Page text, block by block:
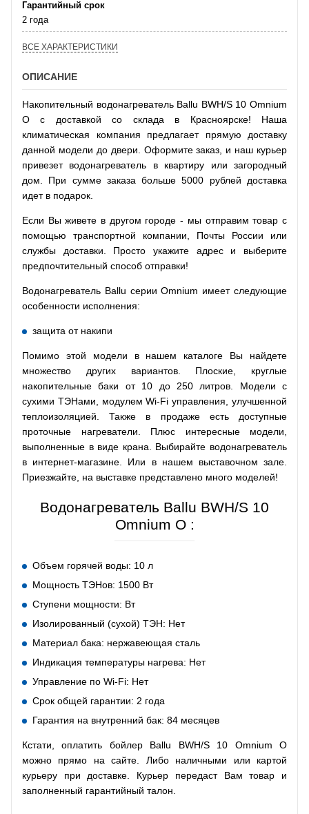
Гарантийный срок
2 года
ВСЕ ХАРАКТЕРИСТИКИ
ОПИСАНИЕ
Накопительный водонагреватель Ballu BWH/S 10 Omnium
O с доставкой со склада в Красноярске! Наша
климатическая компания предлагает прямую доставку
данной модели до двери. Оформите заказ, и наш курьер
привезет водонагреватель в квартиру или загородный
дом. При сумме заказа больше 5000 рублей доставка
идет в подарок.
Если Вы живете в другом городе - мы отправим товар с
помощью транспортной компании, Почты России или
службы доставки. Просто укажите адрес и выберите
предпочтительный способ отправки!
Водонагреватель Ballu серии Omnium имеет следующие
особенности исполнения:
защита от накипи
Помимо этой модели в нашем каталоге Вы найдете
множество других вариантов. Плоские, круглые
накопительные баки от 10 до 250 литров. Модели с
сухими ТЭНами, модулем Wi-Fi управления, улучшенной
теплоизоляцией. Также в продаже есть доступные
проточные нагреватели. Плюс интересные модели,
выполненные в виде крана. Выбирайте водонагреватель
в интернет-магазине. Или в нашем выставочном зале.
Приезжайте, на выставке представлено много моделей!
Водонагреватель Ballu BWH/S 10
Omnium O :
Объем горячей воды: 10 л
Мощность ТЭНов: 1500 Вт
Ступени мощности: Вт
Изолированный (сухой) ТЭН: Нет
Материал бака: нержавеющая сталь
Индикация температуры нагрева: Нет
Управление по Wi-Fi: Нет
Срок общей гарантии: 2 года
Гарантия на внутренний бак: 84 месяцев
Кстати, оплатить бойлер Ballu BWH/S 10 Omnium O
можно прямо на сайте. Либо наличными или картой
курьеру при доставке. Курьер передаст Вам товар и
заполненный гарантийный талон.